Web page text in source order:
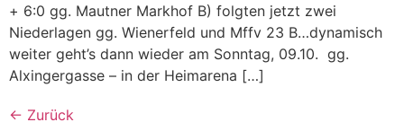
+ 6:0 gg. Mautner Markhof B) folgten jetzt zwei
Niederlagen gg. Wienerfeld und Mffv 23 B…dynamisch
weiter geht’s dann wieder am Sonntag, 09.10. gg.
Alxingergasse – in der Heimarena […]
← Zurück